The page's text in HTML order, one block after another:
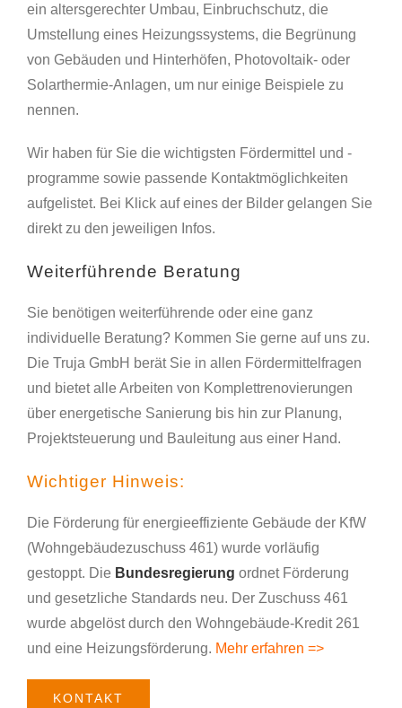
ein altersgerechter Umbau, Einbruchschutz, die
Umstellung eines Heizungssystems, die Begrünung
von Gebäuden und Hinterhöfen, Photovoltaik- oder
Solarthermie-Anlagen, um nur einige Beispiele zu
nennen.
Wir haben für Sie die wichtigsten Fördermittel und -
programme sowie passende Kontaktmöglichkeiten
aufgelistet. Bei Klick auf eines der Bilder gelangen Sie
direkt zu den jeweiligen Infos.
Weiterführende Beratung
Sie benötigen weiterführende oder eine ganz
individuelle Beratung? Kommen Sie gerne auf uns zu.
Die Truja GmbH berät Sie in allen Fördermittelfragen
und bietet alle Arbeiten von Komplettrenovierungen
über energetische Sanierung bis hin zur Planung,
Projektsteuerung und Bauleitung aus einer Hand.
Wichtiger Hinweis:
Die Förderung für energieeffiziente Gebäude der KfW
(Wohngebäudezuschuss 461) wurde vorläufig
gestoppt. Die Bundesregierung ordnet Förderung
und gesetzliche Standards neu. Der Zuschuss 461
wurde abgelöst durch den Wohngebäude-Kredit 261
und eine Heizungsförderung. Mehr erfahren =>
KONTAKT